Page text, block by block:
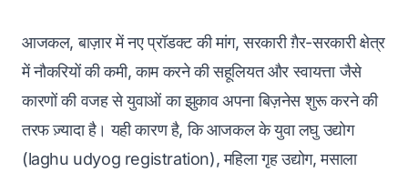
आजकल, बाज़ार में नए प्रॉडक्ट की मांग, सरकारी ग़ैर-सरकारी क्षेत्र
में नौकरियों की कमी, काम करने की सहूलियत और स्वायत्ता जैसे
कारणों की वजह से युवाओं का झुकाव अपना बिज़नेस शुरू करने की
तरफ ज़्यादा है। यही कारण है, कि आजकल के युवा लघु उद्योग
(laghu udyog registration), महिला गृह उद्योग, मसाला